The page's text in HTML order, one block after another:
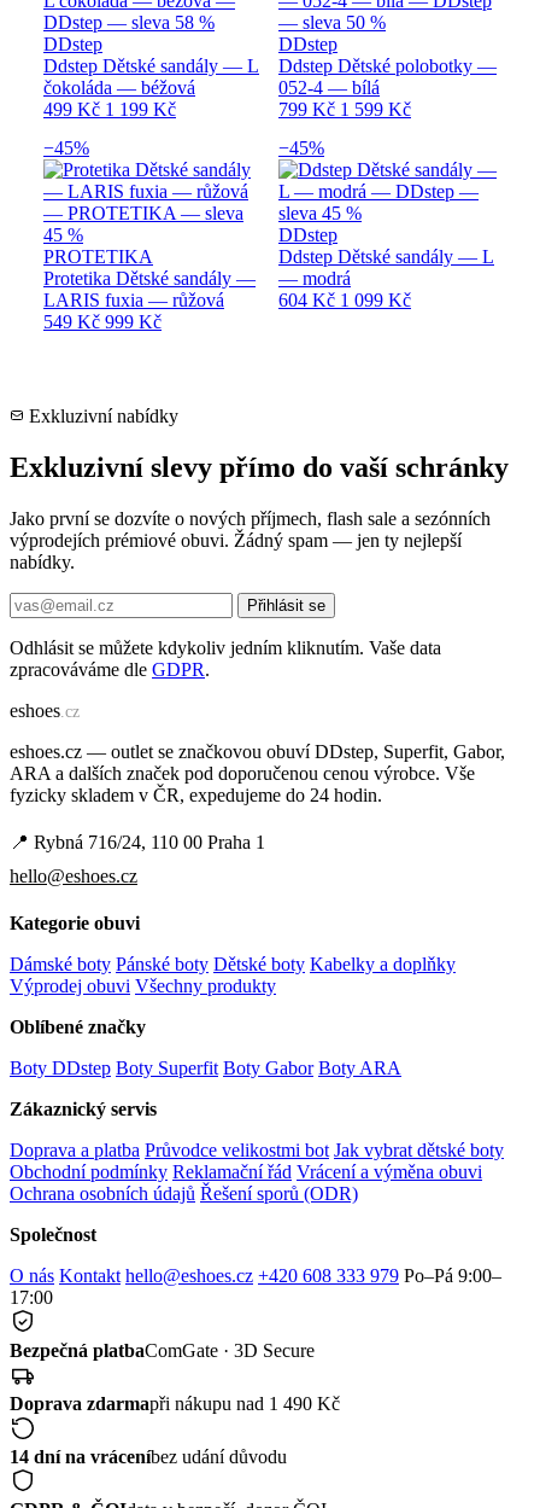
DDstep
Ddstep Dětské sandály — L
čokoláda — béžová
499 Kč 1 199 Kč
DDstep
Ddstep Dětské polobotky —
052-4 — bílá
799 Kč 1 599 Kč
−45%
PROTETIKA
Protetika Dětské sandály —
LARIS fuxia — růžová
549 Kč 999 Kč
−45%
DDstep
Ddstep Dětské sandály — L
— modrá
604 Kč 1 099 Kč
Exkluzivní nabídky
Exkluzivní slevy přímo do vaší schránky
Jako první se dozvíte o nových příjmech, flash sale a sezónních
výprodejích prémiové obuvi. Žádný spam — jen ty nejlepší
nabídky.
Přihlásit se
Odhlásit se můžete kdykoliv jedním kliknutím. Vaše data
zpracováváme dle GDPR.
eshoes .cz
eshoes.cz — outlet se značkovou obuví DDstep, Superfit, Gabor,
ARA a dalších značek pod doporučenou cenou výrobce. Vše
fyzicky skladem v ČR, expedujeme do 24 hodin.
📍 Rybná 716/24, 110 00 Praha 1
hello@eshoes.cz
Kategorie obuvi
Dámské boty Pánské boty Dětské boty Kabelky a doplňky
Výprodej obuvi Všechny produkty
Oblíbené značky
Boty DDstep Boty Superfit Boty Gabor Boty ARA
Zákaznický servis
Doprava a platba Průvodce velikostmi bot Jak vybrat dětské boty
Obchodní podmínky Reklamační řád Vrácení a výměna obuvi
Ochrana osobních údajů Řešení sporů (ODR)
Společnost
O nás Kontakt hello@eshoes.cz +420 608 333 979 Po–Pá 9:00–
17:00
Bezpečná platbaComGate · 3D Secure
Doprava zdarmapři nákupu nad 1 490 Kč
14 dní na vráceníbez udání důvodu